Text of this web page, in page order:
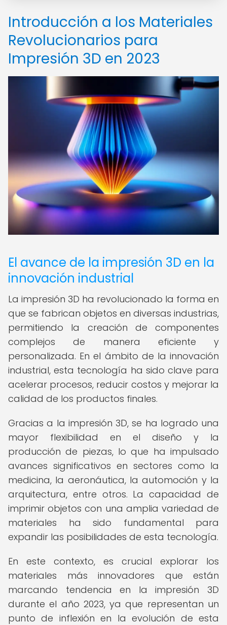
Introducción a los Materiales
Revolucionarios para
Impresión 3D en 2023
El avance de la impresión 3D en la
innovación industrial
La impresión 3D ha revolucionado la forma en
que se fabrican objetos en diversas industrias,
permitiendo la creación de componentes
complejos de manera eficiente y
personalizada. En el ámbito de la innovación
industrial, esta tecnología ha sido clave para
acelerar procesos, reducir costos y mejorar la
calidad de los productos finales.
Gracias a la impresión 3D, se ha logrado una
mayor flexibilidad en el diseño y la
producción de piezas, lo que ha impulsado
avances significativos en sectores como la
medicina, la aeronáutica, la automoción y la
arquitectura, entre otros. La capacidad de
imprimir objetos con una amplia variedad de
materiales ha sido fundamental para
expandir las posibilidades de esta tecnología.
En este contexto, es crucial explorar los
materiales más innovadores que están
marcando tendencia en la impresión 3D
durante el año 2023, ya que representan un
punto de inflexión en la evolución de esta